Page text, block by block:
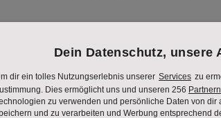
hat nicht nur Arnold
als Maklerin Karriere gemacht. So
Publikumsliebling wurde. Das
gekehrt hat und nach Graz